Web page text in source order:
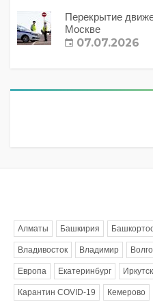
Перекрытие
Москве
07.07.2026
Алматы Башкирия
Владивосток Владимир
Европа Екатеринбург Иркутск
Карантин COVID-19 Кемерово